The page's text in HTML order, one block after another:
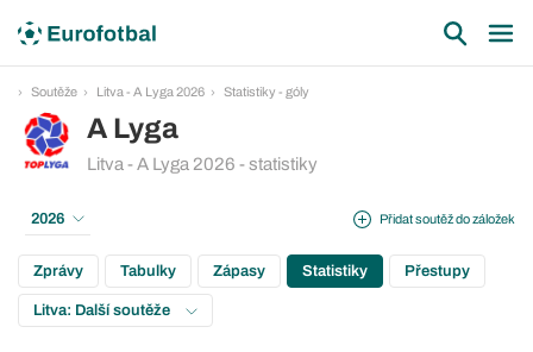
Soutěže Litva - A Lyga 2026 Statistiky - góly
A Lyga
Litva - A Lyga 2026 - statistiky
Přidat soutěž do záložek
2026
Zprávy Tabulky Zápasy Statistiky Přestupy
Litva: Další soutěže